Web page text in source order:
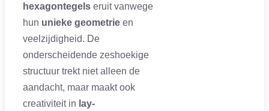
hexagontegels eruit vanwege
hun unieke geometrie en
veelzijdigheid. De
onderscheidende zeshoekige
structuur trekt niet alleen de
aandacht, maar maakt ook
creativiteit in lay-